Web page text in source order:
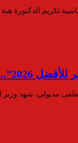
تكريم
“الإنجاز المؤسسي”
مدبولي، شهد وزير